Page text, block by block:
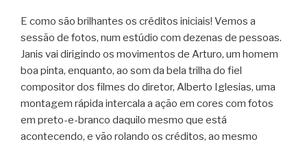
E como são brilhantes os créditos iniciais! Vemos a
sessão de fotos, num estúdio com dezenas de pessoas.
Janis vai dirigindo os movimentos de Arturo, um homem
boa pinta, enquanto, ao som da bela trilha do fiel
compositor dos filmes do diretor, Alberto Iglesias, uma
montagem rápida intercala a ação em cores com fotos
em preto-e-branco daquilo mesmo que está
acontecendo, e vão rolando os créditos, ao mesmo